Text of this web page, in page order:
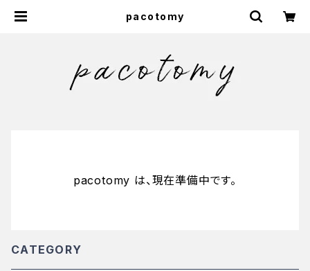
pacotomy
pacotomy は、現在準備中です。
CATEGORY